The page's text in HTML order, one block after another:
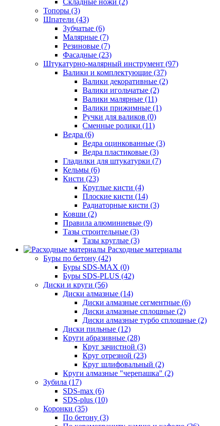
Складные ножи (2)
Топоры (3)
Шпатели (43)
Зубчатые (6)
Малярные (7)
Резиновые (7)
Фасадные (23)
Штукатурно-малярный инструмент (97)
Валики и комплектующие (37)
Валики декоративные (2)
Валики игольчатые (2)
Валики малярные (11)
Валики прижимные (1)
Ручки для валиков (0)
Сменные ролики (11)
Ведра (6)
Ведра оцинкованные (3)
Ведра пластиковые (3)
Гладилки для штукатурки (7)
Кельмы (6)
Кисти (23)
Круглые кисти (4)
Плоские кисти (14)
Радиаторные кисти (3)
Ковши (2)
Правила алюминиевые (9)
Тазы строительные (3)
Тазы круглые (3)
Расходные материалы
Буры по бетону (42)
Буры SDS-MAX (0)
Буры SDS-PLUS (42)
Диски и круги (56)
Диски алмазные (14)
Диски алмазные сегментные (6)
Диски алмазные сплошные (2)
Диски алмазные турбо сплошные (2)
Диски пильные (12)
Круги абразивные (28)
Круг зачистной (3)
Круг отрезной (23)
Круг шлифовальный (2)
Круги алмазные "черепашка" (2)
Зубила (17)
SDS-max (6)
SDS-plus (10)
Коронки (35)
По бетону (3)